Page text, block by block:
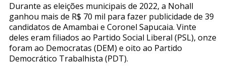
Durante as eleições municipais de 2022, a Nohall
ganhou mais de R$ 70 mil para fazer publicidade de 39
candidatos de Amambai e Coronel Sapucaia. Vinte
deles eram filiados ao Partido Social Liberal (PSL), onze
foram ao Democratas (DEM) e oito ao Partido
Democrático Trabalhista (PDT).